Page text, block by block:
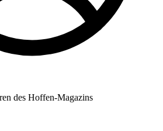
des Hoffen-Magazins